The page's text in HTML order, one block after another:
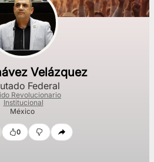
Velázquez
Federal
Revolucionario
Institucional
México
0